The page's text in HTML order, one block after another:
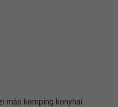
más kemping konyhai